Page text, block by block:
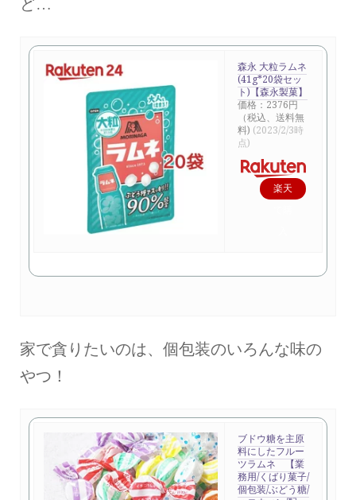
ど…
森永 大粒ラムネ
(41g*20袋セッ
ト)【森永製菓】
価格：2376円
（税込、送料無
料) (2023/2/3時
点)
楽天
家で貪りたいのは、個包装のいろんな味の
やつ！
ブドウ糖を主原
料にしたフルー
ツラムネ 【業
務用/くばり菓子/
個包装/ぶどう糖/